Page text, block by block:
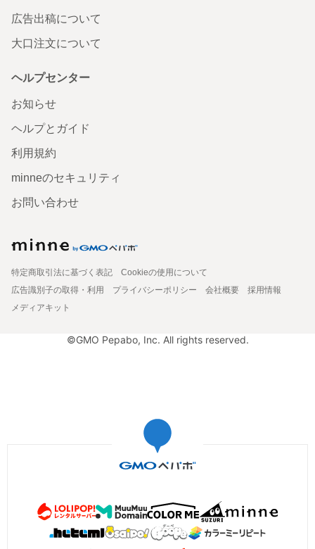
広告出稿について
大口注文について
ヘルプセンター
お知らせ
ヘルプとガイド
利用規約
minneのセキュリティ
お問い合わせ
特定商取引法に基づく表記
Cookieの使用について
広告識別子の取得・利用
プライバシーポリシー 会社概要
採用情報
メディアキット
©GMO Pepabo, Inc. All rights reserved.